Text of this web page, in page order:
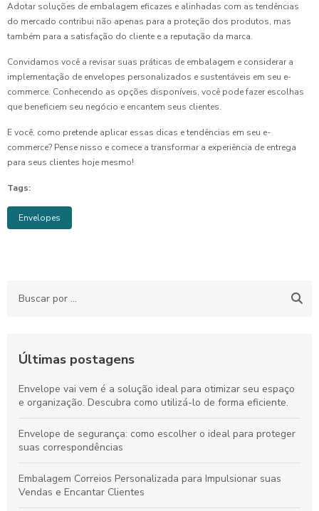
Adotar soluções de embalagem eficazes e alinhadas com as tendências
do mercado contribui não apenas para a proteção dos produtos, mas
também para a satisfação do cliente e a reputação da marca.
Convidamos você a revisar suas práticas de embalagem e considerar a
implementação de envelopes personalizados e sustentáveis em seu e-
commerce. Conhecendo as opções disponíveis, você pode fazer escolhas
que beneficiem seu negócio e encantem seus clientes.
E você, como pretende aplicar essas dicas e tendências em seu e-
commerce? Pense nisso e comece a transformar a experiência de entrega
para seus clientes hoje mesmo!
Tags:
Envelopes
Últimas postagens
Envelope vai vem é a solução ideal para otimizar seu espaço
e organização. Descubra como utilizá-lo de forma eficiente.
Envelope de segurança: como escolher o ideal para proteger
suas correspondências
Embalagem Correios Personalizada para Impulsionar suas
Vendas e Encantar Clientes